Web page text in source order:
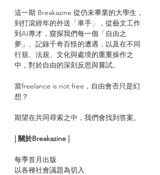
這一期 Breakazine 從仍未畢業的大學生，
到打滾經年的外送「車手」，從藝文工作
到AI專才，窺探我們每一個「自由之
夢」、記錄千奇百怪的遭遇，以及在不同
行規、法規、文化與處境的重重操作之
中，對於自由的深刻反思與嘗試。
當freelance is not free，自由會否只是幻
想？
期望在共同尋索之中，我們會找到答案。
| 關於Breakazine |
每季首月出版
以各種社會議題為切入